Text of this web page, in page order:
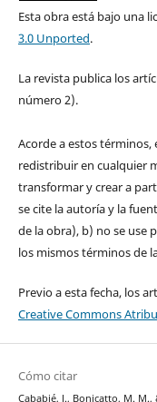
Esta obra está bajo una
3.0 Unported.
La revista publica los
número 2).
Acorde a estos
redistribuir en cualquier
transformar y crear a
se cite la autoría y la
de la obra), b) no se use
los mismos términos de
Previo a esta fecha, los
Creative Commons
Cómo citar
Cababié, J., Bonicatto, M.